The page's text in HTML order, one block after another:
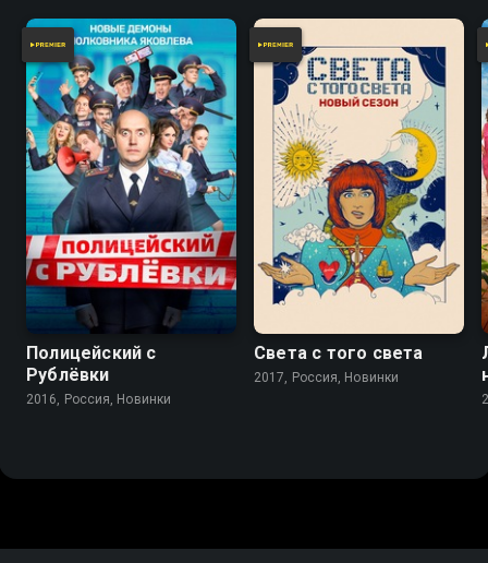
7.9 7.2
Полицейский с
Рублёвки
2016, Россия, Новинки
Света с того света
2017, Россия, Новинки